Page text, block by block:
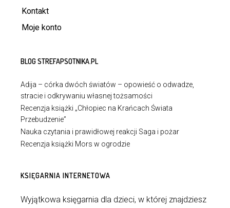
Kontakt
Moje konto
BLOG STREFAPSOTNIKA.PL
Adija – córka dwóch światów – opowieść o odwadze,
stracie i odkrywaniu własnej tożsamości
Recenzja książki „Chłopiec na Krańcach Świata
Przebudzenie”
Nauka czytania i prawidłowej reakcji Saga i pożar
Recenzja książki Mors w ogrodzie
KSIĘGARNIA INTERNETOWA
Wyjątkowa księgarnia dla dzieci, w której znajdziesz